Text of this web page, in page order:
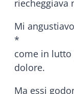
riecheggiava
Mi
*
come in
dolore.
Ma essi